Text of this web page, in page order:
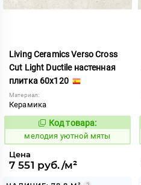
Living Ceramics Verso Cross
Cut Light Ductile настенная
плитка 60x120
Материал:
Керамика
966931
Код товара:
мелодия уютной мяты
Цена
7 551 руб./м²